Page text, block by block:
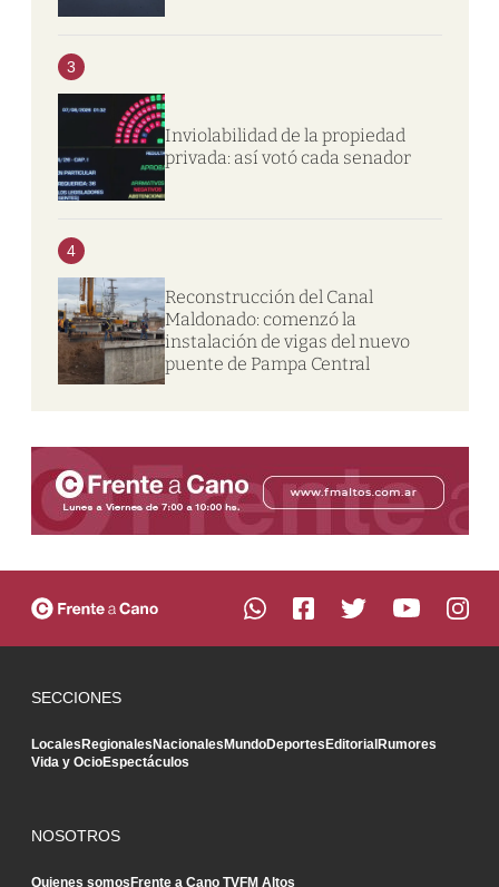
3
Inviolabilidad de la propiedad
privada: así votó cada senador
4
Reconstrucción del Canal
Maldonado: comenzó la
instalación de vigas del nuevo
puente de Pampa Central
SECCIONES
LocalesRegionalesNacionalesMundoDeportesEditorialRumores
Vida y OcioEspectáculos
NOSOTROS
Quienes somosFrente a Cano TVFM Altos